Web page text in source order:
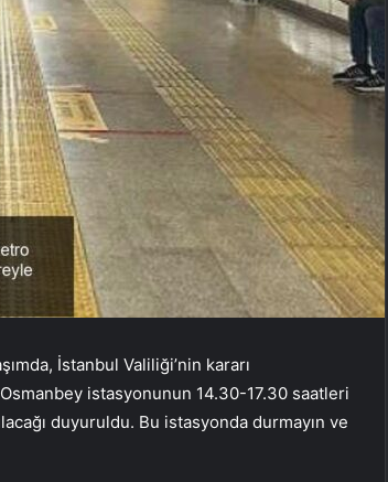
İstanbul Valiliği’nin kararı
istasyonunun 14.30-17.30 saatleri
duyuruldu. Bu istasyonda durmayın ve